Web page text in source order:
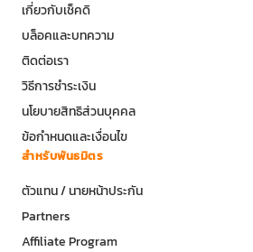
เกี่ยวกับเช็คดิ
บล็อคและบทความ
ติดต่อเรา
วิธีการชำระเงิน
นโยบายสิทธิส่วนบุคคล
ข้อกำหนดและเงื่อนไข
สำหรับพันธมิตร
ตัวแทน / นายหน้าประกัน
Partners
Affiliate Program